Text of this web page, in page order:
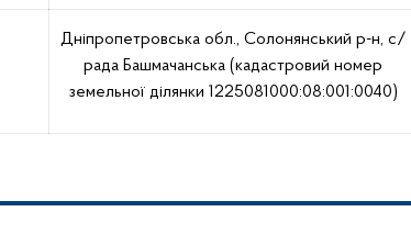
Дніпропетровська обл., Солонянський р-н, с/
рада Башмачанська (кадастровий номер
земельної ділянки 1225081000:08:001:0040)